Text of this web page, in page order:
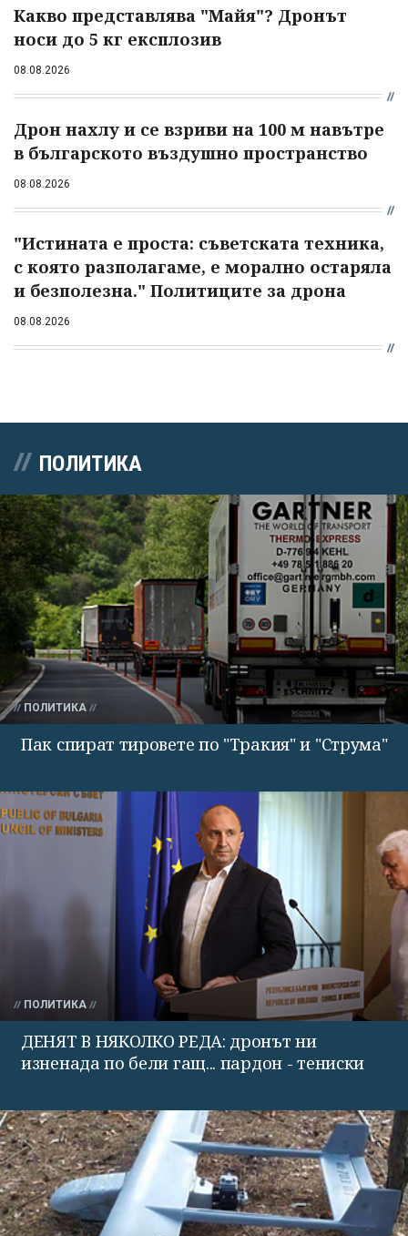
Какво представлява "Майя"? Дронът
носи до 5 кг експлозив
08.08.2026
Дрон нахлу и се взриви на 100 м навътре
в българското въздушно пространство
08.08.2026
"Истината е проста: съветската техника,
с която разполагаме, е морално остаряла
и безполезна." Политиците за дрона
08.08.2026
ПОЛИТИКА
ПОЛИТИКА
Пак спират тировете по "Тракия" и "Струма"
ПОЛИТИКА
ДЕНЯТ В НЯКОЛКО РЕДА: дронът ни
изненада по бели гащ... пардон - тениски